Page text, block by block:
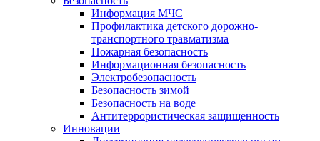
Информация МЧС
Профилактика детского дорожно-
транспортного травматизма
Пожарная безопасность
Информационная безопасность
Электробезопасность
Безопасность зимой
Безопасность на воде
Антитеррористическая защищенность
Инновации